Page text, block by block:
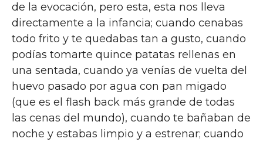
de la evocación, pero esta, esta nos lleva
directamente a la infancia; cuando cenabas
todo frito y te quedabas tan a gusto, cuando
podías tomarte quince patatas rellenas en
una sentada, cuando ya venías de vuelta del
huevo pasado por agua con pan migado
(que es el flash back más grande de todas
las cenas del mundo), cuando te bañaban de
noche y estabas limpio y a estrenar; cuando